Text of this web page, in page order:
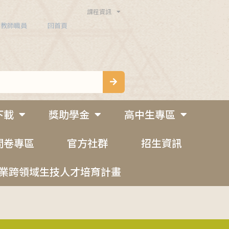
課程資訊
教師職員 回首頁
載 獎助學金
高中生專區
卷專區
官方社群
招生資訊
跨領域生技人才培育計畫